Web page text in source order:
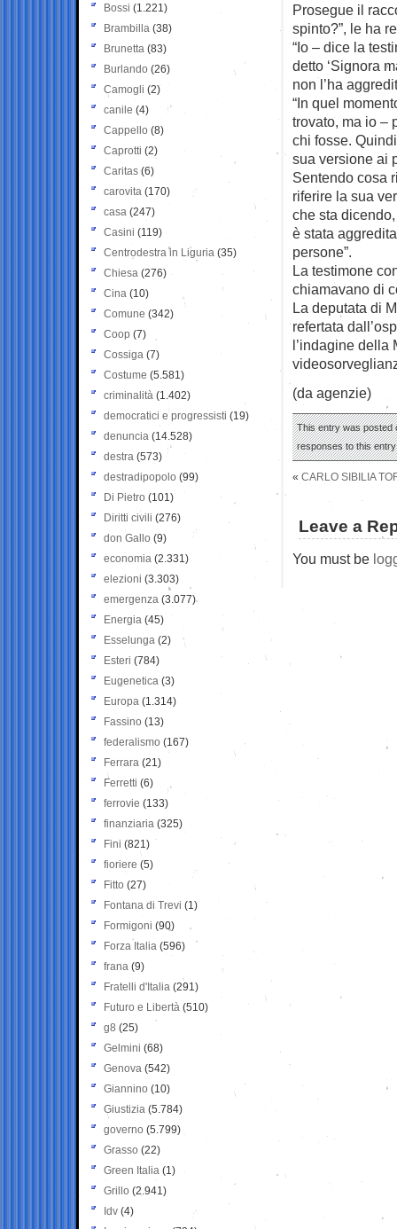
Prosegue il
spinto?”, le ha
“Io – dice la
detto ‘Signora
non l’ha
“In quel
trovato, ma io –
chi fosse.
sua versione ai
Sentendo cosa
riferire la sua
che sta
è stata
persone”.
La testimone
chiamavano di
La deputata di
refertata
l’indagine della
(da agenzie)
This entry was posted
responses to this
« CARLO SIBILIA
Leave a
You must be
Bossi (1.221)
Brambilla (38)
Brunetta (83)
Burlando (26)
Camogli (2)
canile (4)
Cappello (8)
Caprotti (2)
Caritas (6)
carovita (170)
casa (247)
Casini (119)
Centrodestra in Liguria (35)
Chiesa (276)
Cina (10)
Comune (342)
Coop (7)
Cossiga (7)
Costume (5.581)
criminalità (1.402)
democratici e progressisti (19)
denuncia (14.528)
destra (573)
destradipopolo (99)
Di Pietro (101)
Diritti civili (276)
don Gallo (9)
economia (2.331)
elezioni (3.303)
emergenza (3.077)
Energia (45)
Esselunga (2)
Esteri (784)
Eugenetica (3)
Europa (1.314)
Fassino (13)
federalismo (167)
Ferrara (21)
Ferretti (6)
ferrovie (133)
finanziaria (325)
Fini (821)
fioriere (5)
Fitto (27)
Fontana di Trevi (1)
Formigoni (90)
Forza Italia (596)
frana (9)
Fratelli d'Italia (291)
Futuro e Libertà (510)
g8 (25)
Gelmini (68)
Genova (542)
Giannino (10)
Giustizia (5.784)
governo (5.799)
Grasso (22)
Green Italia (1)
Grillo (2.941)
Idv (4)